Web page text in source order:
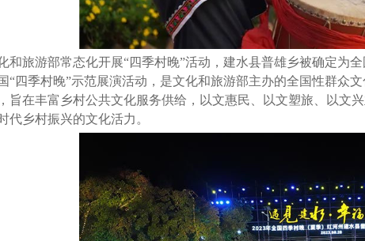
旅游部常态化开展“四季村晚”活动，建水县普雄乡被确定为全
“四季村晚”示范展演活动，是文化和旅游部主办的全国性群众
旨在丰富乡村公共文化服务供给，以文惠民、以文塑旅、以文
代乡村振兴的文化活力。